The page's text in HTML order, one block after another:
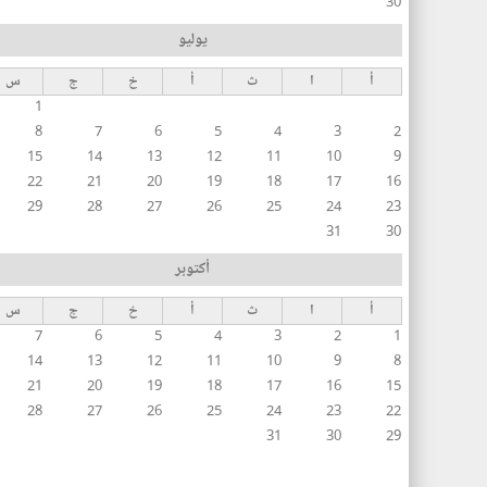
يوليو
أ ا ث أ خ ج
س
1
2
3
4
5
6
7
8
9
10
11
12
13
14
15
16
17
18
19
20
21
22
23
24
25
26
27
28
29
30
31
أكتوبر
أ ا ث أ خ ج
س
1
2
3
4
5
6
7
8
9
10
11
12
13
14
15
16
17
18
19
20
21
22
23
24
25
26
27
28
29
30
31